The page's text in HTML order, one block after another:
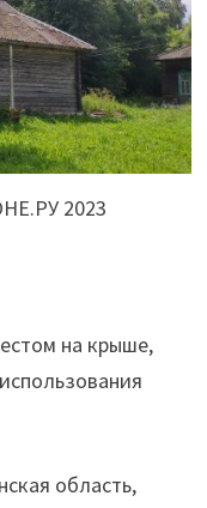
2023
на крыше,
область,